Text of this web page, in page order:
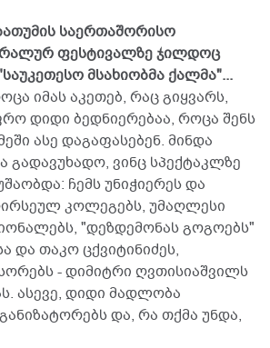
საერთაშორისო
ფესტივალზე ჯილდოც
მსახიობმა ქალმა"...
იმას აკეთებ, რაც გიყვარს,
დიდი ბედნიერებაა, როცა შენს
ასე დაგაფასებენ. მინდა
ვინც სპექტაკლზე
ჩემს უნიჭიერეს და
კოლეგებს, უმაღლესი
"დეზდემონას გოგოებს"
და თაკო ცქვიტინიძეს,
- დიმიტრი ღვთისიაშვილს
ასევე, დიდი მადლობა
და, რა თქმა უნდა,